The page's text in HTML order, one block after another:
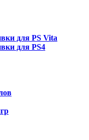
для PS Vita
для PS4